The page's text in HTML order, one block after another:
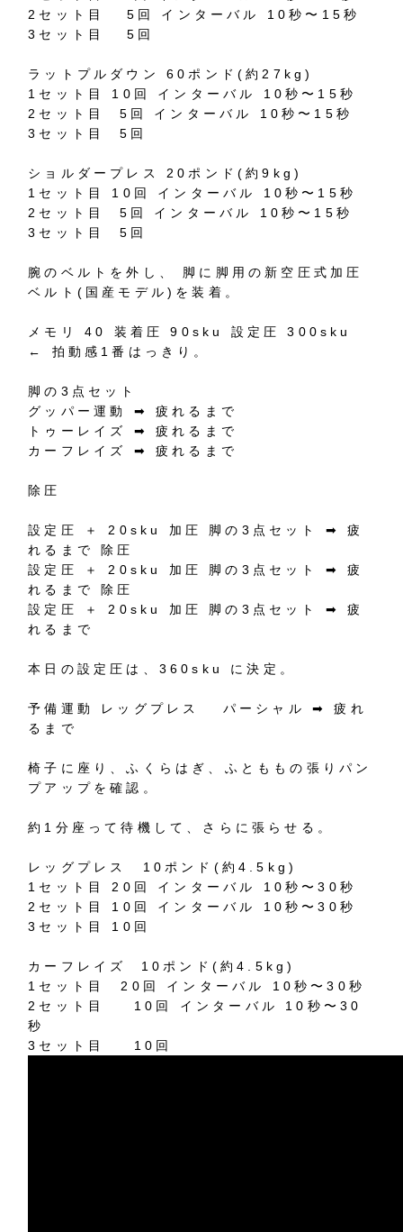
2 セット目 5 回 インターバル 10秒〜 15秒
3 セット目 5 回
ラットプルダウン 60 ポンド(約 27kg)
1 セット目 10 回 インターバル 10秒〜 15 秒
2 セット目 5 回 インターバル 10秒〜 15 秒
3 セット目 5 回
ショルダープレス 20 ポンド(約9kg)
1 セット目 10 回 インターバル 10秒〜 15 秒
2 セット目 5 回 インターバル 10秒〜 15 秒
3 セット目 5 回
腕のベルトを外し、
脚に脚用の新空圧式加圧
ベルト ( 国産モデル) を装着。
メモリ 40 装着圧 90sku 設定圧
300sku
← 拍動感 1番はっきり。
脚の 3 点セット
グッパー運動
➡︎
疲れるまで
トゥーレイズ
➡︎
疲れるまで
カーフレイズ
➡︎ 疲れるまで
除圧
設定圧 ＋ 20sku 加圧 脚の 3 点セット ➡︎
疲
れるまで
除圧
設定圧
＋ 20sku 加圧 脚の 3 点セット ➡︎
疲
れるまで
除圧
設定圧
＋ 20sku 加圧 脚の 3 点セット ➡︎
疲
れるまで
本日の設定圧は、 360sku に決定。
予備運動 レッグプレス パーシャル ➡︎
疲れ
るまで
椅子に座り、ふくらはぎ、ふとももの張りパン
プアップを確認。
約 1 分座って待機して、さらに張らせる。
レッグプレス 10 ポンド ( 約4.5kg)
1 セット目 20 回 インターバル 10秒〜30 秒
2 セット目 10 回 インターバル 10秒〜30 秒
3 セット目 10 回
カーフレイズ 10 ポンド (約4.5kg)
1 セット目 20 回 インターバル 10秒〜30 秒
2 セット目 10 回 インターバル 10 秒〜30
秒
3 セット目 10 回